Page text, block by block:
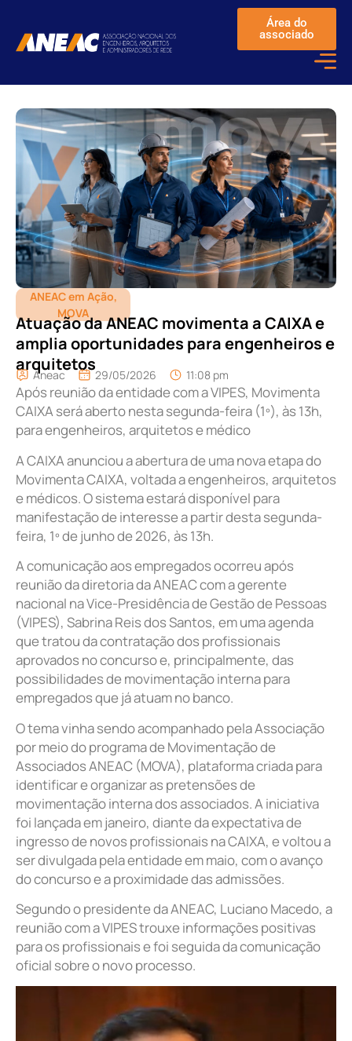
Área do
associado
ANEAC em Ação,
MOVA
Atuação da ANEAC movimenta a CAIXA e
amplia oportunidades para engenheiros e
arquitetos
Aneac 29/05/2026 11:08 pm
Após reunião da entidade com a VIPES, Movimenta
CAIXA será aberto nesta segunda-feira (1º), às 13h,
para engenheiros, arquitetos e médico
A CAIXA anunciou a abertura de uma nova etapa do
Movimenta CAIXA, voltada a engenheiros, arquitetos
e médicos. O sistema estará disponível para
manifestação de interesse a partir desta segunda-
feira, 1º de junho de 2026, às 13h.
A comunicação aos empregados ocorreu após
reunião da diretoria da ANEAC com a gerente
nacional na Vice-Presidência de Gestão de Pessoas
(VIPES), Sabrina Reis dos Santos, em uma agenda
que tratou da contratação dos profissionais
aprovados no concurso e, principalmente, das
possibilidades de movimentação interna para
empregados que já atuam no banco.
O tema vinha sendo acompanhado pela Associação
por meio do programa de Movimentação de
Associados ANEAC (MOVA), plataforma criada para
identificar e organizar as pretensões de
movimentação interna dos associados. A iniciativa
foi lançada em janeiro, diante da expectativa de
ingresso de novos profissionais na CAIXA, e voltou a
ser divulgada pela entidade em maio, com o avanço
do concurso e a proximidade das admissões.
Segundo o presidente da ANEAC, Luciano Macedo, a
reunião com a VIPES trouxe informações positivas
para os profissionais e foi seguida da comunicação
oficial sobre o novo processo.